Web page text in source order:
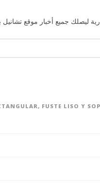
ليصلك جميع أخبار موقع
FUSTE LISO Y